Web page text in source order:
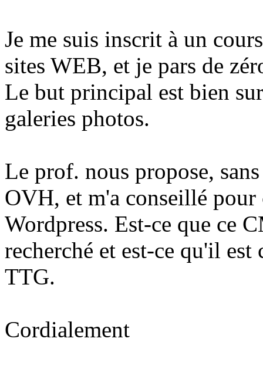
Je me suis inscrit à un
sites WEB, et je pars de
Le but principal est bien
galeries photos.
Le prof. nous propose,
OVH, et m'a conseillé
Wordpress. Est-ce que ce
recherché et est-ce qu'il
TTG.
Cordialement